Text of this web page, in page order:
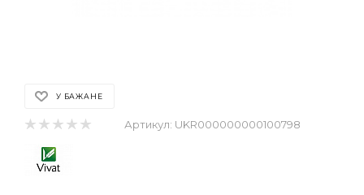
У БАЖАНЕ
Артикул: UKR000000000100798